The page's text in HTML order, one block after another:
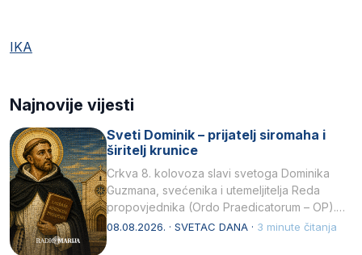
IKA
Najnovije vijesti
Sveti Dominik – prijatelj siromaha i
širitelj krunice
Crkva 8. kolovoza slavi svetoga Dominika
Guzmana, svećenika i utemeljitelja Reda
propovjednika (Ordo Praedicatorum – OP).
Svojim životom, dubokom ljubavlju prema
08.08.2026. · SVETAC DANA · 3 minute čitanja